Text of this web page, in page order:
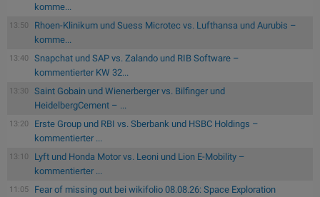
komme...
13:50
Rhoen-Klinikum und Suess Microtec vs. Lufthansa und Aurubis –
komme...
13:40
Snapchat und SAP vs. Zalando und RIB Software –
kommentierter KW 32...
13:30
Saint Gobain und Wienerberger vs. Bilfinger und
HeidelbergCement – ...
13:20
Erste Group und RBI vs. Sberbank und HSBC Holdings –
kommentierter ...
13:10
Lyft und Honda Motor vs. Leoni und Lion E-Mobility –
kommentierter ...
11:05
Fear of missing out bei wikifolio 08.08.26: Space Exploration